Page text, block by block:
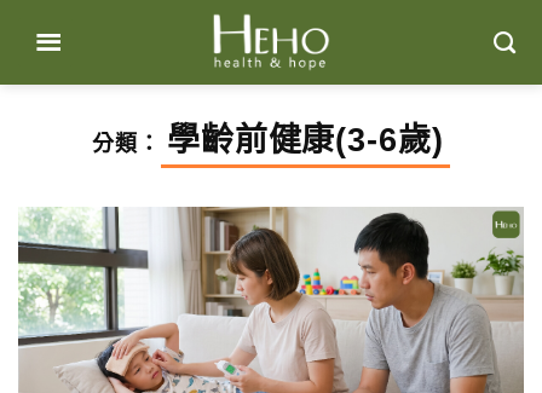
content
分類： 學齡前健康(3-6歲)